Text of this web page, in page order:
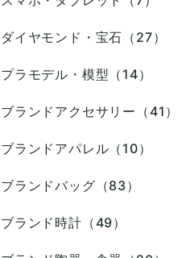
ダイヤモンド・宝石（27）
プラモデル・模型（14）
ブランドアクセサリー（41）
ブランドアパレル（10）
ブランドバッグ（83）
ブランド時計（49）